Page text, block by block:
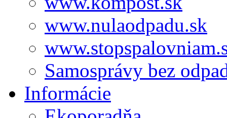
www.nulaodpadu.sk
Samosprávy bez
Informácie